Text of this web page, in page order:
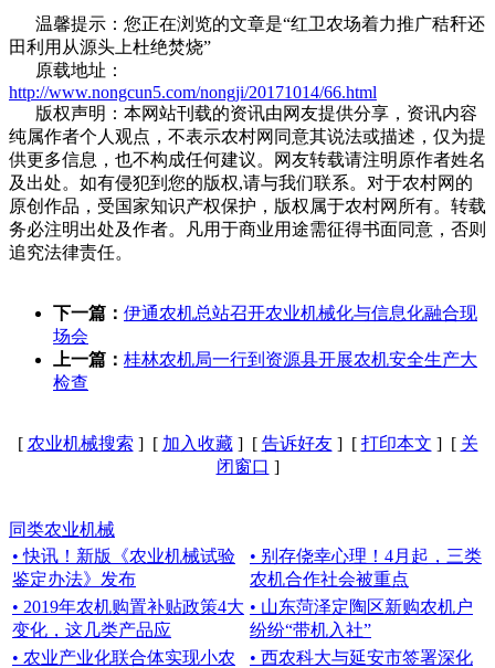
温馨提示：您正在浏览的文章是“红卫农场着力推广秸秆还
田利用从源头上杜绝焚烧”
原载地址：
http://www.nongcun5.com/nongji/20171014/66.html
版权声明：本网站刊载的资讯由网友提供分享，资讯内容
纯属作者个人观点，不表示农村网同意其说法或描述，仅为提
供更多信息，也不构成任何建议。网友转载请注明原作者姓名
及出处。如有侵犯到您的版权,请与我们联系。对于农村网的
原创作品，受国家知识产权保护，版权属于农村网所有。转载
务必注明出处及作者。凡用于商业用途需征得书面同意，否则
追究法律责任。
下一篇： 伊通农机总站召开农业机械化与信息化融合现
场会
上一篇： 桂林农机局一行到资源县开展农机安全生产大
检查
[ 农业机械搜索 ] [ 加入收藏] [ 告诉好友] [ 打印本文 ] [ 关
闭窗口 ]
同类农业机械
• 快讯！新版《农业机械试验
鉴定办法》发布
• 别存侥幸心理！4月起，三类
农机合作社会被重点
• 2019年农机购置补贴政策4大
变化，这几类产品应
• 山东菏泽定陶区新购农机户
纷纷“带机入社”
• 农业产业化联合体实现小农
• 西农科大与延安市签署深化